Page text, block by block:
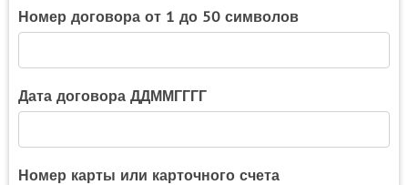
Номер договора от 1 до 50 символов
Дата договора ДДММГГГГ
Номер карты или карточного счета